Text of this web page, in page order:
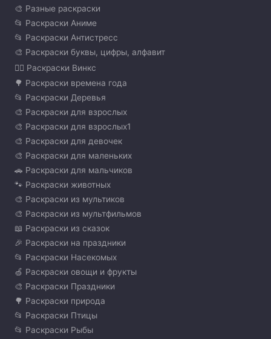
🎨 Разные раскраски
📂 Раскраски Аниме
📂 Раскраски Антистресс
🎨 Раскраски буквы, цифры, алфавит
🧚‍♀️ Раскраски Винкс
🌳 Раскраски времена года
📂 Раскраски Деревья
🎨 Раскраски для взрослых
🎨 Раскраски для взрослых1
🎨 Раскраски для девочек
🎨 Раскраски для маленьких
🚗 Раскраски для мальчиков
🐾 Раскраски животных
🎨 Раскраски из мультиков
🎨 Раскраски из мультфильмов
📖 Раскраски из сказок
🎉 Раскраски на праздники
📂 Раскраски Насекомых
🍏 Раскраски овощи и фрукты
🎨 Раскраски Праздники
🌳 Раскраски природа
📂 Раскраски Птицы
📂 Раскраски Рыбы